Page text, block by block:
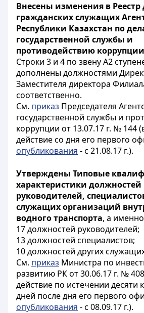
Внесены изменения в
гражданских служащих
Республики Казахстан по
государственной службы и
противодействию коррупции
Строки 3 и 4 по звену А2
дополнены должностями
Заместителя директора
соответственно.
См. приказ Председателя
государственной службы и
коррупции от 13.07.17 г. № 144
действие со дня его первого
опубликования - с 21.08.17 г.).
Утверждены Типовые
характеристики должностей
руководителей,
служащих организаций
водного транспорта, а
17 должностей руководителей;
13 должностей специалистов;
10 должностей других
См. приказ Министра по
развитию РК от 30.06.17 г. №
действие по истечении десяти
дней после дня его первого
опубликования - с 08.09.17 г.).